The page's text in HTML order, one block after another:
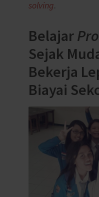
solving.
Belajar
Sejak
Bekerja
Biayai